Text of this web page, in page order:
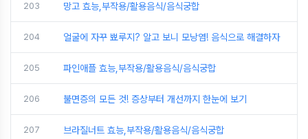
203 망고 효능,부작용/활용음식/음식궁합
204 얼굴에 자꾸 뾰루지? 알고 보니 모낭염! 음식으로 해결하자
205 파인애플 효능,부작용/활용음식/음식궁합
206 불면증의 모든 것! 증상부터 개선까지 한눈에 보기
207 브라질너트 효능,부작용/활용음식/음식궁합